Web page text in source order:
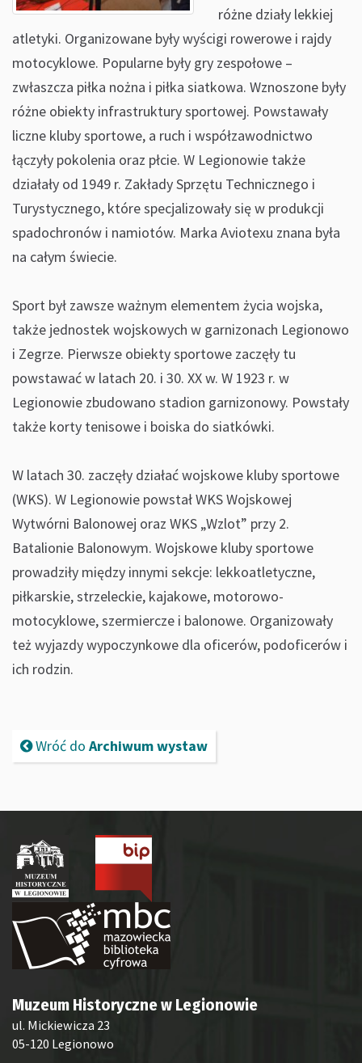
różne działy lekkiej
atletyki. Organizowane były wyścigi rowerowe i rajdy
motocyklowe. Popularne były gry zespołowe –
zwłaszcza piłka nożna i piłka siatkowa. Wznoszone były
różne obiekty infrastruktury sportowej. Powstawały
liczne kluby sportowe, a ruch i współzawodnictwo
łączyły pokolenia oraz płcie. W Legionowie także
działały od 1949 r. Zakłady Sprzętu Technicznego i
Turystycznego, które specjalizowały się w produkcji
spadochronów i namiotów. Marka Aviotexu znana była
na całym świecie.
Sport był zawsze ważnym elementem życia wojska,
także jednostek wojskowych w garnizonach Legionowo
i Zegrze. Pierwsze obiekty sportowe zaczęły tu
powstawać w latach 20. i 30. XX w. W 1923 r. w
Legionowie zbudowano stadion garnizonowy. Powstały
także korty tenisowe i boiska do siatkówki.
W latach 30. zaczęły działać wojskowe kluby sportowe
(WKS). W Legionowie powstał WKS Wojskowej
Wytwórni Balonowej oraz WKS „Wzlot” przy 2.
Batalionie Balonowym. Wojskowe kluby sportowe
prowadziły między innymi sekcje: lekkoatletyczne,
piłkarskie, strzeleckie, kajakowe, motorowo-
motocyklowe, szermiercze i balonowe. Organizowały
też wyjazdy wypoczynkowe dla oficerów, podoficerów i
ich rodzin.
Wróć do Archiwum wystaw
Muzeum Historyczne w Legionowie
ul. Mickiewicza 23
05-120 Legionowo